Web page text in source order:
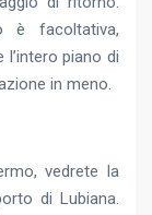
è facoltativa,
piano di
in meno.
vedrete la
di Lubiana.